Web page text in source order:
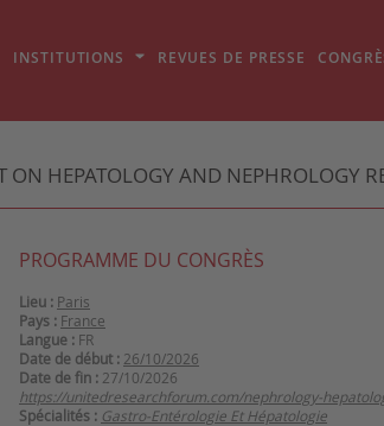
INSTITUTIONS REVUES DE PRESSE
HEPATOLOGY AND NEPHROLOGY
PROGRAMME DU CONGRÈS
Lieu : Paris
Pays : France
Langue : FR
Date de début : 26/10/2026
Date de fin : 27/10/2026
https://unitedresearchforum.com/nephrology-
Spécialités : Gastro-Entérologie Et Hépatologie